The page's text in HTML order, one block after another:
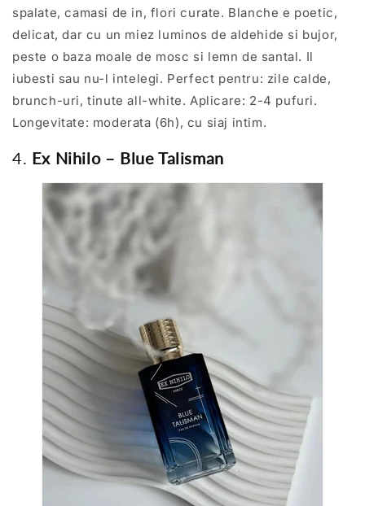
spalate, camasi de in, flori curate. Blanche e poetic,
delicat, dar cu un miez luminos de aldehide si bujor,
peste o baza moale de mosc si lemn de santal. Il
iubesti sau nu-l intelegi. Perfect pentru: zile calde,
brunch-uri, tinute all-white. Aplicare: 2-4 pufuri.
Longevitate: moderata (6h), cu siaj intim.
4. Ex Nihilo – Blue Talisman